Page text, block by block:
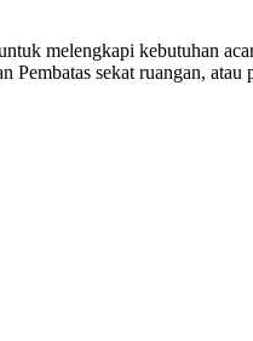
melengkapi kebutuhan
sekat ruangan, atau